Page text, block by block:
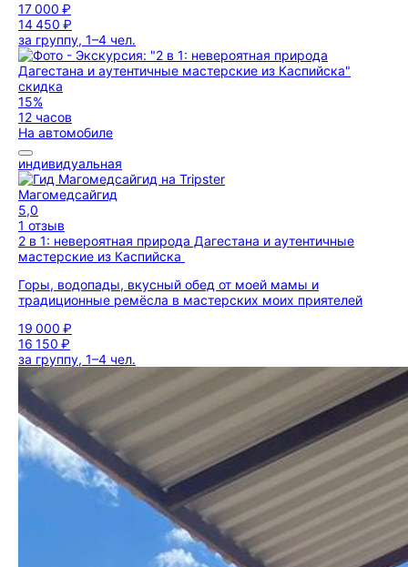
17 000 ₽
14 450 ₽
за группу, 1–4 чел.
скидка
15%
12 часов
На автомобиле
индивидуальная
Магомедсайгид
5,0
1 отзыв
2 в 1: невероятная природа Дагестана и аутентичные
мастерские из Каспийска
Горы, водопады, вкусный обед от моей мамы и
традиционные ремёсла в мастерских моих приятелей
19 000 ₽
16 150 ₽
за группу, 1–4 чел.